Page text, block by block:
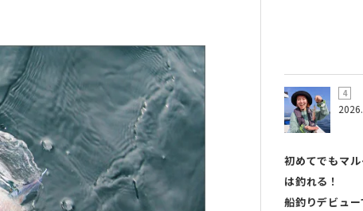
初めてでもマル
は釣れる！
船釣りデビュー